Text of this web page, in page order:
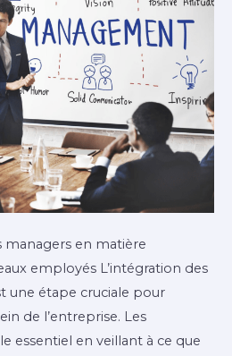
managers en matière
employés L’intégration des
une étape cruciale pour
de l’entreprise. Les
essentiel en veillant à ce que